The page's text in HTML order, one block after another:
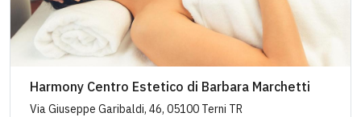
Harmony Centro Estetico di Barbara Marchetti
Via Giuseppe Garibaldi, 46, 05100 Terni TR